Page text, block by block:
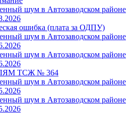
шум в Автозаводском районе
ошибка (плата за ОДПУ)
шум в Автозаводском районе
шум в Автозаводском районе
ТСЖ № 364
шум в Автозаводском районе
шум в Автозаводском районе